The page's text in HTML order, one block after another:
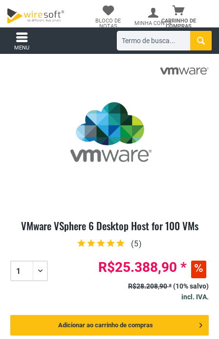
CARRINHO DE
COMPRAS
BLOCO DE
NOTAS
MINHA CONTA
MENU
VMware VSphere 6 Desktop Host for 100 VMs
(5)
R$25.388,90 *
R$28.208,90 *(10% salvo)
incl. IVA.
Adicionar ao carrinho de compras